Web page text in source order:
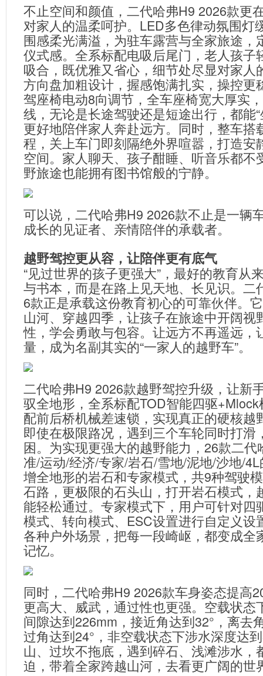
不止空间和颜值，二代哈弗H9 2026款更
对家人的温柔呵护。LED多色律动氛围灯
围感柔光满溢，为驻车露营与全家旅途，
仪式感。全系标配电吸后尾门，老人孩子
吸合，既优雅又省心，细节处尽显对家人
方向盘加粗设计，握感饱满扎实，操控更
驾座椅电动8向调节，全车座椅宽大厚实
线，无论是长途驾驶还是短途出行，都能
更好地陪伴家人奔赴远方。同时，整车搭
程，关上车门即刻隔绝外界喧嚣，打造安
空间。家人聊天、孩子酣睡、听音乐都不
野旅途也能拥有图书馆般的宁静。
可以说，二代哈弗H9 2026款不止是一辆
成长的见证者、亲情陪伴的承载者。
越野驾控更从容，让陪伴更有底气
“见过世界的孩子更强大”，最好的教育从
与书本，而是在路上见天地、长见识。二
6款正是承载这份教育初心的可靠伙伴。
山河、穿越四季，让孩子在旅途中开阔视
性，学会勇敢与包容。让远方不再遥远，
量，成为名副其实的“一家人的越野车”。
二代哈弗H9 2026款越野驾控升级，让新
驭全地形，全系标配TOD智能四驱
配前后桥机械差速锁，实现真正的硬核越
即使在极限路况，遇到三个车轮同时打滑
困。为实现更强大的越野能力，26款二代
准/运动/经济/专家/岩石/雪地/泥地/沙地/
增全地形的岩石和专家模式，共9种驾驶
石路，更极限的石头山，打开岩石模式，
能轻松通过。专家模式下，用户可针对四
模式、转向模式、ESC设置进行自定义设
各种户外场景，把每一段崎岖，都变成全
记忆。
同时，二代哈弗H9 2026款车身姿态提高
更高大、威武，通过性也更强。空载状态
间隙达到226mm，接近角达到32°，离去
过角达到24°，非空载状态下涉水深度达
山、过坎不拖底，遇到碎石、浅滩涉水，
迫，带着全家跨越山河，去看更广阔的世